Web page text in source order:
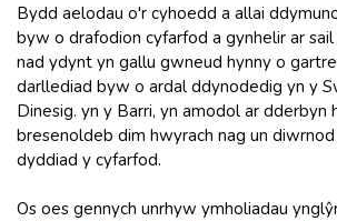
Bydd aelodau o'r cyhoedd a allai
byw o drafodion cyfarfod a gynhelir ar
nad ydynt yn gallu gwneud hynny o
darllediad byw o ardal ddynodedig yn y
Dinesig. yn y Barri, yn amodol ar dderbyn
bresenoldeb dim hwyrach nag un
dyddiad y cyfarfod.
Os oes gennych unrhyw ymholiadau